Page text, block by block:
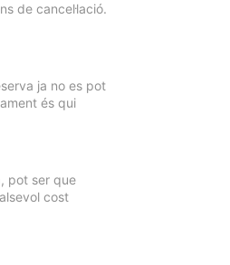
de cancel·lació.
ja no es pot
és qui
pot ser que
cost